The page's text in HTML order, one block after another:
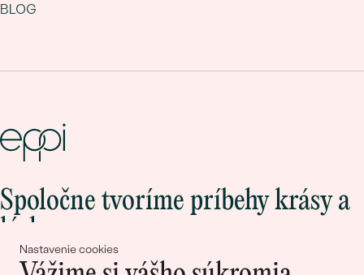
Nastavenie cookies
BLOG
Spoločne tvoríme príbehy krásy a
lásky